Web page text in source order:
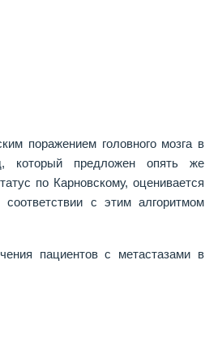
поражением головного мозга в
который предложен опять же
по Карновскому, оценивается
с этим алгоритмом
пациентов с метастазами в